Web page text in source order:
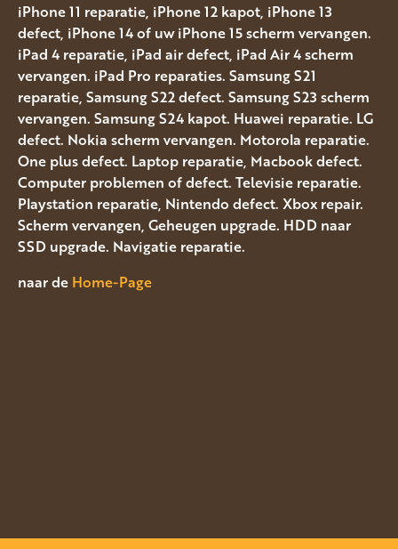
iPhone 11 reparatie, iPhone 12 kapot, iPhone 13
defect, iPhone 14 of uw iPhone 15 scherm vervangen.
iPad 4 reparatie, iPad air defect, iPad Air 4 scherm
vervangen. iPad Pro reparaties. Samsung S21
reparatie, Samsung S22 defect. Samsung S23 scherm
vervangen. Samsung S24 kapot. Huawei reparatie. LG
defect. Nokia scherm vervangen. Motorola reparatie.
One plus defect. Laptop reparatie, Macbook defect.
Computer problemen of defect. Televisie reparatie.
Playstation reparatie, Nintendo defect. Xbox repair.
Scherm vervangen, Geheugen upgrade. HDD naar
SSD upgrade. Navigatie reparatie.
naar de Home-Page